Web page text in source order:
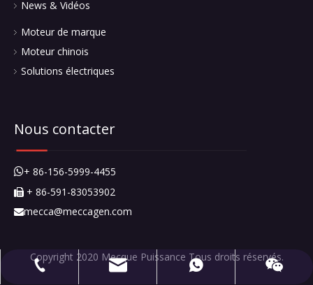
+ 86-591-83053902
mecca@meccagen.com
+ 86-15659994455